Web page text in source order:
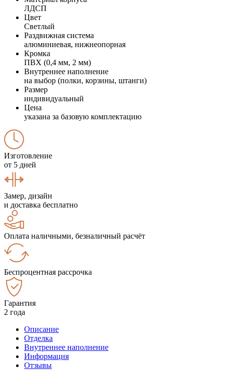
ЛДСП
Цвет
Светлый
Раздвижная система
алюминиевая, нижнеопорная
Кромка
ПВХ (0,4 мм, 2 мм)
Внутреннее наполнение
на выбор (полки, корзины, штанги)
Размер
индивидуальный
Цена
указана за базовую комплектацию
Изготовление
от 5 дней
Замер, дизайн
и доставка бесплатно
Оплата наличными, безналичный расчёт
Беспроцентная рассрочка
Гарантия
2 года
Описание
Отделка
Внутреннее наполнение
Информация
Отзывы